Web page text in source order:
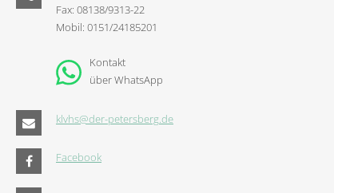
Fax: 08138/9313-22
Mobil: 0151/24185201
Kontakt
über WhatsApp
klvhs@der-petersberg.de
Facebook